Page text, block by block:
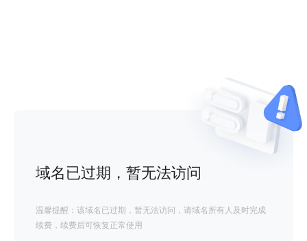
域名已过期，暂无法访问
温馨提醒：该域名已过期，暂无法访问，请域名所有人及时完成
续费，续费后可恢复正常使用